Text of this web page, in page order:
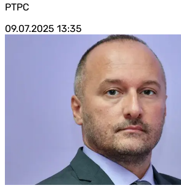
РТРС
09.07.2025 13:35